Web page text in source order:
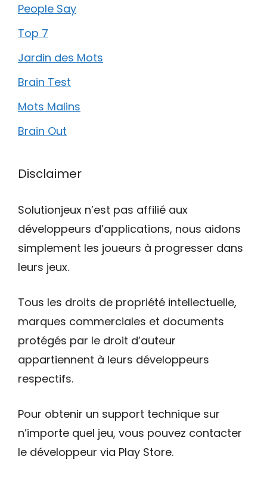
People Say
Top 7
Jardin des Mots
Brain Test
Mots Malins
Brain Out
Disclaimer
Solutionjeux n’est pas affilié aux
développeurs d’applications, nous aidons
simplement les joueurs à progresser dans
leurs jeux.
Tous les droits de propriété intellectuelle,
marques commerciales et documents
protégés par le droit d’auteur
appartiennent à leurs développeurs
respectifs.
Pour obtenir un support technique sur
n’importe quel jeu, vous pouvez contacter
le développeur via Play Store.